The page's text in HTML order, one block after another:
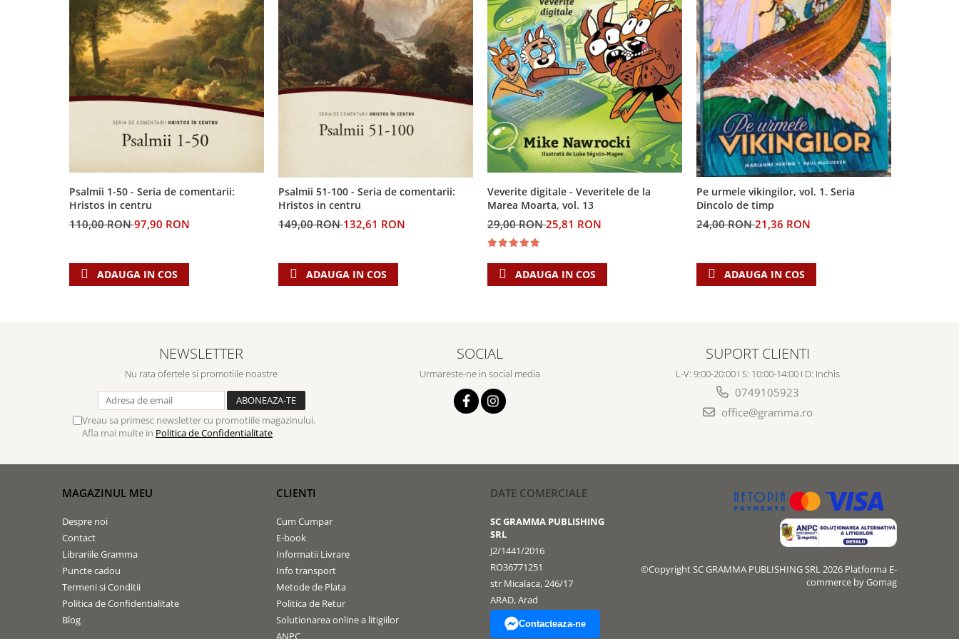
Contemporaneitate
Lupta Spirituala
Schimbarea caracterului
Despre afaceri
Dezvoltare personalaPsalmii 1-50 - Seria de comentarii:
Hristos in centru
110,00 RON97,90 RON
ADAUGA IN COS
Psalmii 51-100 - Seria de comentarii:
Hristos in centru
149,00 RON132,61 RON
ADAUGA IN COS
Veverite digitale - Veveritele de la
Marea Moarta, vol. 13
29,00 RON25,81 RON
ADAUGA IN COS
Pe urmele vikingilor, vol. 1. Seria
Dincolo de timp
24,00 RON21,36 RON
ADAUGA IN COS
NEWSLETTER
Nu rata ofertele si promotiile noastre
Vreau sa primesc newsletter cu promotiile magazinului.
Afla mai multe in Politica de Confidentialitate
SOCIAL
Urmareste-ne in social media
SUPORT CLIENTI
L-V: 9:00-20:00 I S: 10:00-14:00 I D: Inchis
0749105923
office@gramma.ro
MAGAZINUL MEU
Despre noi
Contact
Librariile Gramma
Puncte cadou
Termeni si Conditii
Politica de Confidentialitate
Blog
CLIENTI
Cum Cumpar
E-book
Informatii Livrare
Info transport
Metode de Plata
Politica de Retur
Solutionarea online a litigiilor
ANPC
DATE COMERCIALE
SC GRAMMA PUBLISHING
SRL
J2/1441/2016
RO36771251
str Micalaca, 246/17
ARAD, Arad
Contacteaza-ne
©Copyright SC GRAMMA PUBLISHING SRL 2026 Platforma E-
commerce by Gomag